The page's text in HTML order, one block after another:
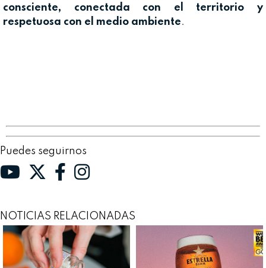
consciente, conectada con el territorio y
respetuosa con el medio ambiente.
Puedes seguirnos
NOTICIAS RELACIONADAS